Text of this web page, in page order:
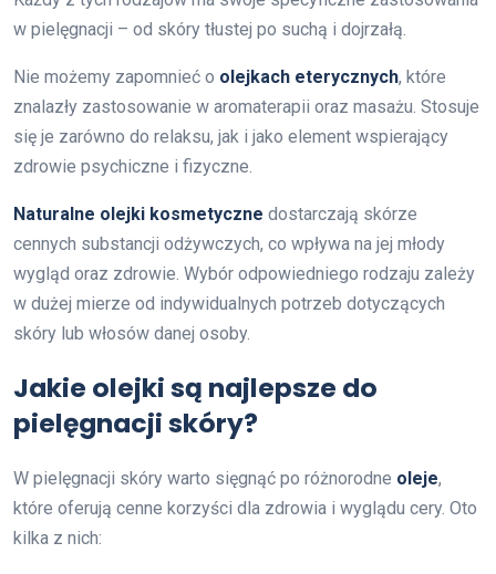
w pielęgnacji – od skóry tłustej po suchą i dojrzałą.
Nie możemy zapomnieć o olejkach eterycznych, które
znalazły zastosowanie w aromaterapii oraz masażu. Stosuje
się je zarówno do relaksu, jak i jako element wspierający
zdrowie psychiczne i fizyczne.
Naturalne olejki kosmetyczne dostarczają skórze
cennych substancji odżywczych, co wpływa na jej młody
wygląd oraz zdrowie. Wybór odpowiedniego rodzaju zależy
w dużej mierze od indywidualnych potrzeb dotyczących
skóry lub włosów danej osoby.
Jakie olejki są najlepsze do
pielęgnacji skóry?
W pielęgnacji skóry warto sięgnąć po różnorodne oleje,
które oferują cenne korzyści dla zdrowia i wyglądu cery. Oto
kilka z nich: